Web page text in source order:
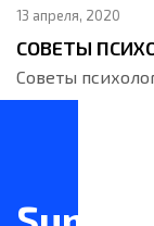
13 апреля, 2020
СОВЕТЫ
Советы